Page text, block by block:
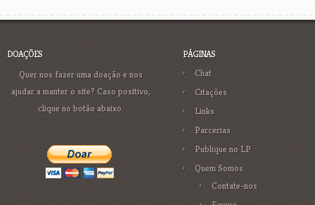
DOAÇÕES
Quer nos fazer uma doação e nos
ajudar a manter o site? Caso positivo,
clique no botão abaixo.
PÁGINAS
Chat
Citações
Links
Parcerias
Publique no LP
Quem Somos
Contate-nos